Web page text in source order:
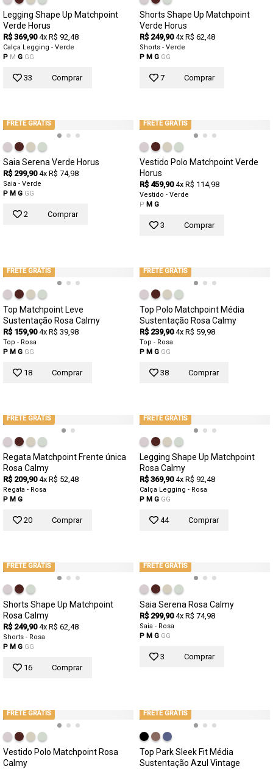
Legging Shape Up Matchpoint
Verde Horus
R$ 369,90 4x R$ 92,48
Calça Legging - Verde
P M G GG
33 Comprar
Shorts Shape Up Matchpoint
Verde Horus
R$ 249,90 4x R$ 62,48
Shorts - Verde
P M G GG
7 Comprar
FRETE GRÁTIS
Saia Serena Verde Horus
R$ 299,90 4x R$ 74,98
Saia - Verde
P M G GG
2 Comprar
FRETE GRÁTIS
Vestido Polo Matchpoint Verde
Horus
R$ 459,90 4x R$ 114,98
Vestido - Verde
P M G
3 Comprar
FRETE GRÁTIS
Top Matchpoint Leve
Sustentação Rosa Calmy
R$ 159,90 4x R$ 39,98
Top - Rosa
P M G GG
18 Comprar
FRETE GRÁTIS
Top Polo Matchpoint Média
Sustentação Rosa Calmy
R$ 239,90 4x R$ 59,98
Top - Rosa
P M G GG
38 Comprar
FRETE GRÁTIS
Regata Matchpoint Frente única
Rosa Calmy
R$ 209,90 4x R$ 52,48
Regata - Rosa
P M G
20 Comprar
FRETE GRÁTIS
Legging Shape Up Matchpoint
Rosa Calmy
R$ 369,90 4x R$ 92,48
Calça Legging - Rosa
P M G GG
44 Comprar
FRETE GRÁTIS
Shorts Shape Up Matchpoint
Rosa Calmy
R$ 249,90 4x R$ 62,48
Shorts - Rosa
P M G GG
16 Comprar
FRETE GRÁTIS
Saia Serena Rosa Calmy
R$ 299,90 4x R$ 74,98
Saia - Rosa
P M G GG
3 Comprar
FRETE GRÁTIS
Vestido Polo Matchpoint Rosa
Calmy
FRETE GRÁTIS
Top Park Sleek Fit Média
Sustentação Azul Vintage